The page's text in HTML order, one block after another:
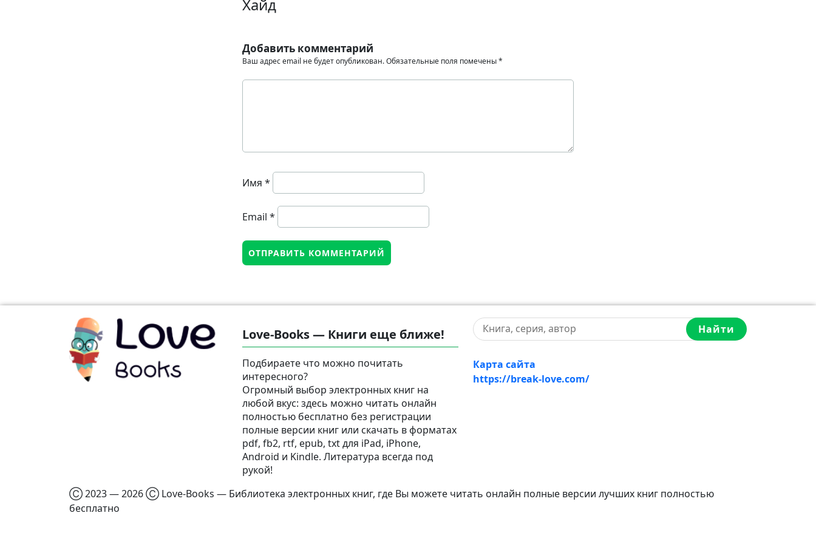
Хайд
Добавить комментарий
Ваш адрес email не будет опубликован.Обязательные поля помечены*
Имя *
Email *
Love-Books — Книги еще ближе!
Подбираете что можно почитать
интересного?
Огромный выбор электронных книг на
любой вкус: здесь можно читать онлайн
полностью бесплатно без регистрации
полные версии книг или скачать в форматах
pdf, fb2, rtf, epub, txt для iPad, iPhone,
Android и Kindle. Литература всегда под
рукой!
Найти
Карта сайта
https://break-love.com/
Ⓒ 2023 — 2026 Ⓒ Love-Books — Библиотека электронных книг, где Вы можете читать онлайн полные версии лучших книг полностью
бесплатно